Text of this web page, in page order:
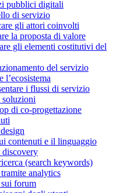
pubblici digitali
di servizio
gli attori coinvolti
la proposta di valore
gli elementi costitutivi del
del servizio
l’ecosistema
i flussi di servizio
soluzioni
di co-progettazione
contenuti e il linguaggio
discovery
(search keywords)
analytics
forum